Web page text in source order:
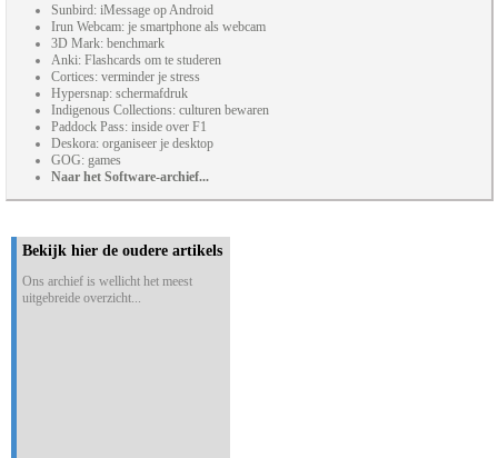
Sunbird: iMessage op Android
Irun Webcam: je smartphone als webcam
3D Mark: benchmark
Anki: Flashcards om te studeren
Cortices: verminder je stress
Hypersnap: schermafdruk
Indigenous Collections: culturen bewaren
Paddock Pass: inside over F1
Deskora: organiseer je desktop
GOG: games
Naar het Software-archief...
Bekijk hier de oudere artikels
Ons archief is wellicht het meest
uitgebreide overzicht...